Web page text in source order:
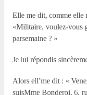
Elle me dit, comme elle
«Militaire, voulez-vous
parsemaine ? »
Je lui répondis
Alors ell’me dit : «
suisMme Bonderoi, 6,